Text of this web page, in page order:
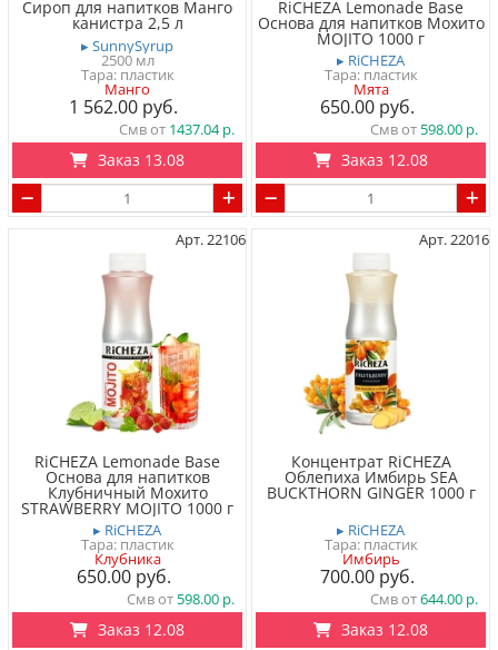
Сироп для напитков Манго
канистра 2,5 л
▸ SunnySyrup
2500 мл
Тара: пластик
Манго
1 562.00
Смв от 1437.04
Заказ 13.08
RiCHEZA Lemonade Base
Основа для напитков Мохито
MOJITO 1000 г
▸ RiCHEZA
Тара: пластик
Мята
650.00
Смв от 598.00
Заказ 12.08
Арт. 22106
RiCHEZA Lemonade Base
Основа для напитков
Клубничный Мохито
STRAWBERRY MOJITO 1000 г
▸ RiCHEZA
Тара: пластик
Клубника
650.00
Смв от 598.00
Заказ 12.08
Арт. 22016
Концентрат RiCHEZA
Облепиха Имбирь SEA
BUCKTHORN GINGER 1000 г
▸ RiCHEZA
Тара: пластик
Имбирь
700.00
Смв от644.00
Заказ 12.08